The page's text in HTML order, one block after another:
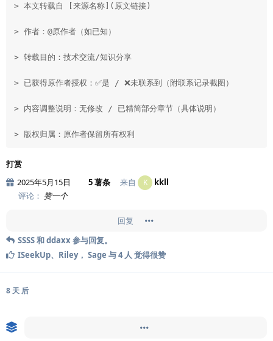
> 本文转载自 [来源名称](原文链接)
> 作者：@原作者（如已知）
> 转载目的：技术交流/知识分享
> 已获得原作者授权：✅是 / ❌未联系到（附联系记录截图）
> 内容调整说明：无修改 / 已精简部分章节（具体说明）
> 版权归属：原作者保留所有权利
打赏
2025年5月15日
5 薯条 来自 K
kkll
评论： 赞一个
回复
SSSS和ddaxx参与回复。
ISeekUp、 Riley， Sage 与4人 觉得很赞
8 天 后